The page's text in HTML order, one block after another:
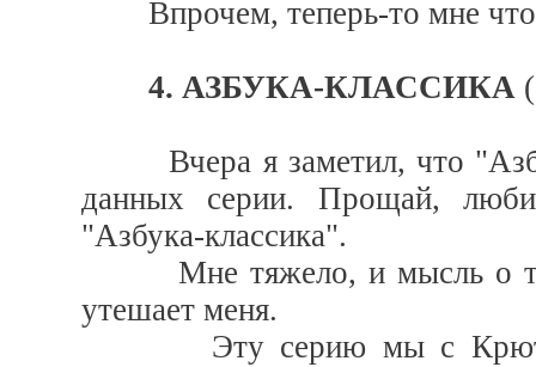
Впрочем, теперь-то мне что
4. АЗБУКА-КЛАССИКА
Вчера я заметил, что
данных серии. Прощай,
"Азбука-классика".
Мне тяжело, и мысль о
утешает меня.
Эту серию мы с